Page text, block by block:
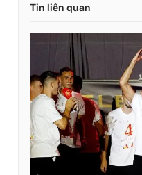
Tin liên quan